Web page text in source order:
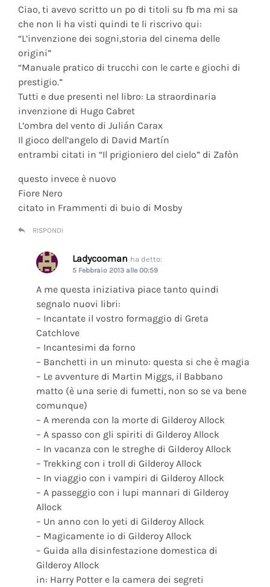
Ciao, ti avevo scritto un po di titoli su fb ma mi sa
che non li ha visti quindi te li riscrivo qui:
“L’invenzione dei sogni,storia del cinema delle
origini”
“Manuale pratico di trucchi con le carte e giochi di
prestigio.”
Tutti e due presenti nel libro: La straordinaria
invenzione di Hugo Cabret
L’ombra del vento di Julián Carax
Il gioco dell’angelo di David Martín
entrambi citati in “Il prigioniero del cielo” di Zafòn
questo invece è nuovo
Fiore Nero
citato in Frammenti di buio di Mosby
RISPONDI
Ladycooman ha detto:
5 Febbraio 2013 alle 00:59
A me questa iniziativa piace tanto quindi
segnalo nuovi libri:
– Incantate il vostro formaggio di Greta
Catchlove
– Incantesimi da forno
– Banchetti in un minuto: questa si che è magia
– Le avventure di Martin Miggs, il Babbano
matto (è una serie di fumetti, non so se va bene
comunque)
– A merenda con la morte di Gilderoy Allock
– A spasso con gli spiriti di Gilderoy Allock
– In vacanza con le streghe di Gilderoy Allock
– Trekking con i troll di Gilderoy Allock
– In viaggio con i vampiri di Gilderoy Allock
– A passeggio con i lupi mannari di Gilderoy
Allock
– Un anno con lo yeti di Gilderoy Allock
– Magicamente io di Gilderoy Allock
– Guida alla disinfestazione domestica di
Gilderoy Allock
in: Harry Potter e la camera dei segreti